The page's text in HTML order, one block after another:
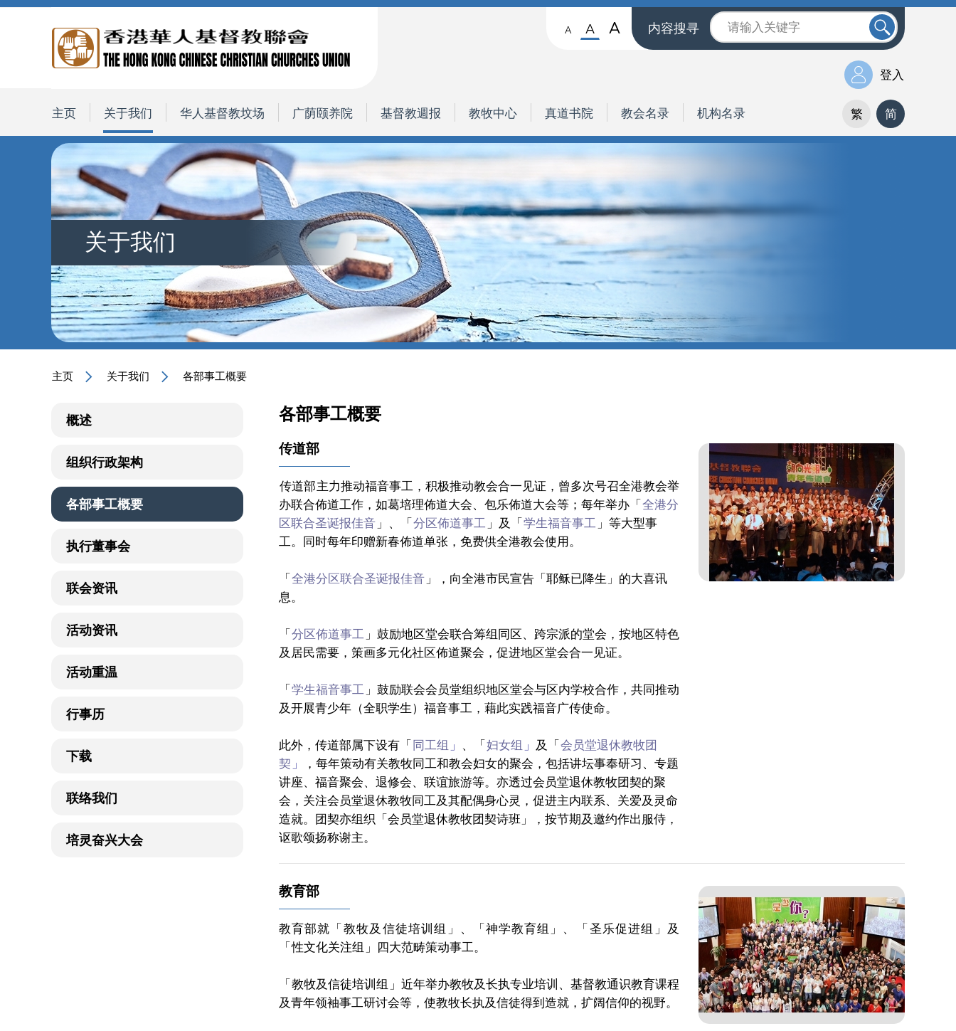
A A A 内容搜寻
登入
主页 关于我们 华人基督教坟场 广荫颐养院 基督教週报 教牧中心 真道书院 教会名录 机构名录 繁 简
关于我们
主页 关于我们 各部事工概要
概述
组织行政架构
各部事工概要
执行董事会
联会资讯
活动资讯
活动重温
行事历
下载
联络我们
培灵奋兴大会
各部事工概要
传道部
传道部主力推动福音事工，积极推动教会合一见证，曾多次号召全港教会举
办联合佈道工作，如葛培理佈道大会、包乐佈道大会等；每年举办「全港分
区联合圣诞报佳音 」、「分区佈道事工 」及「学生福音事工 」等大型事
工。同时每年印赠新春佈道单张，免费供全港教会使用。
「全港分区联合圣诞报佳音 」，向全港市民宣告「耶稣已降生」的大喜讯
息。
「分区佈道事工 」鼓励地区堂会联合筹组同区、跨宗派的堂会，按地区特色
及居民需要，策画多元化社区佈道聚会，促进地区堂会合一见证。
「学生福音事工 」鼓励联会会员堂组织地区堂会与区内学校合作，共同推动
及开展青少年（全职学生）福音事工，藉此实践福音广传使命。
此外，传道部属下设有「同工组 」 、「妇女组 」 及「会员堂退休教牧团
契 」
，每年策动有关教牧同工和教会妇女的聚会，包括讲坛事奉研习、专题
讲座、福音聚会、退修会、联谊旅游等。亦透过会员堂退休教牧团契的聚
会，关注会员堂退休教牧同工及其配偶身心灵，促进主内联系、关爱及灵命
造就。团契亦组织「会员堂退休教牧团契诗班」，按节期及邀约作出服侍，
讴歌颂扬称谢主。
教育部
教育部就「教牧及信徒培训组 」、「神学教育组」、「圣乐促进组 」及
「性文化关注组 」四大范畴策动事工。
「教牧及信徒培训组 」 近年举办教牧及长执专业培训、基督教通识教育课程
及青年领袖事工研讨会等，使教牧长执及信徒得到造就，扩阔信仰的视野。